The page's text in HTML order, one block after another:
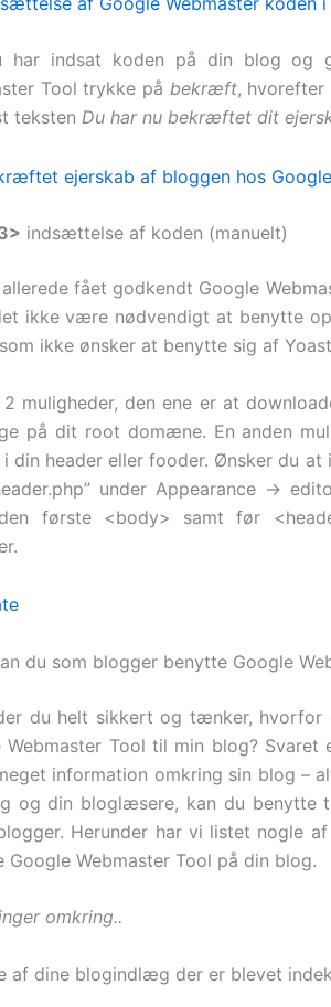
har indsat koden på din blog og
Tool trykke på bekræft, hvorefter
teksten Du har nu bekræftet dit
indsættelse af koden (manuelt)
fået godkendt Google
ikke være nødvendigt at benytte
ikke ønsker at benytte sig af
muligheder, den ene er at
på dit root domæne. En anden
din header eller fooder. Ønsker du
under Appearance ->
første <body> samt før
du som blogger benytte Google
du helt sikkert og tænker,
Webmaster Tool til min blog?
information omkring sin blog –
og din bloglæsere, kan du benytte
Herunder har vi listet nogle
Google Webmaster Tool på din blog.
omkring..
af dine blogindlæg der er blevet